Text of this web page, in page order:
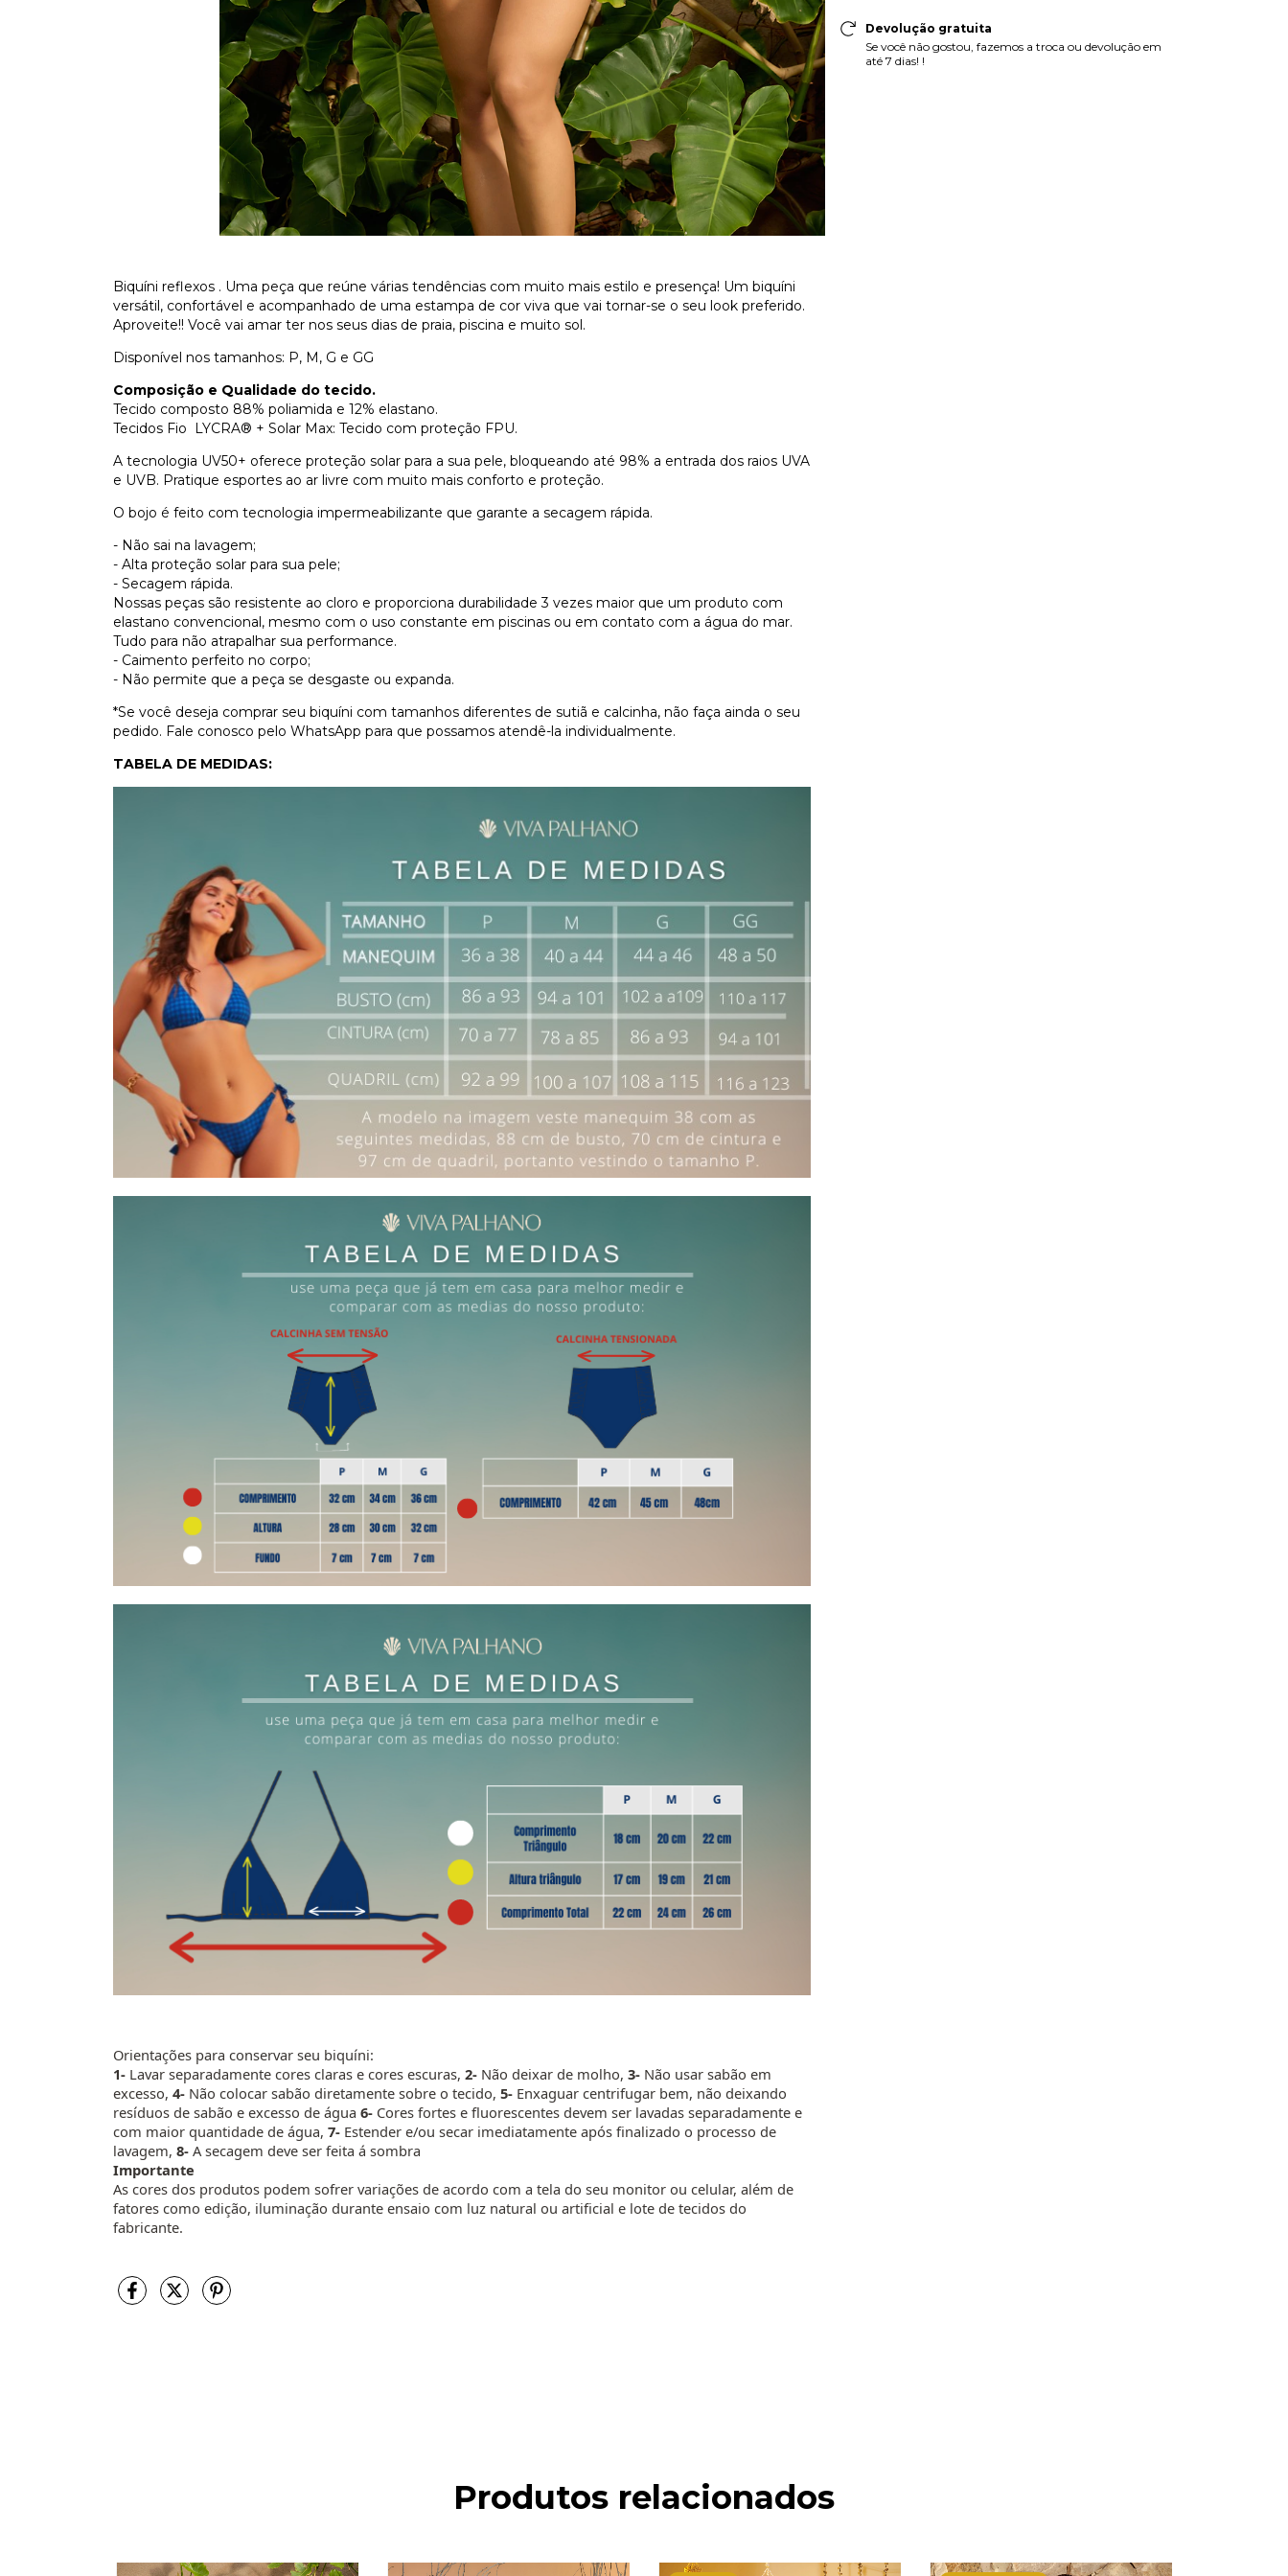
Biquíni reflexos . Uma peça que reúne várias tendências com muito mais estilo e presença! Um biquíni
versátil, confortável e acompanhado de uma estampa de cor viva que vai tornar-se o seu look preferido.
Aproveite!! Você vai amar ter nos seus dias de praia, piscina e muito sol.
Disponível nos tamanhos: P, M, G e GG
Composição e Qualidade do tecido.
Tecido composto 88% poliamida e 12% elastano.
Tecidos Fio LYCRA® + Solar Max: Tecido com proteção FPU.
A tecnologia UV50+ oferece proteção solar para a sua pele, bloqueando até 98% a entrada dos raios UVA
e UVB. Pratique esportes ao ar livre com muito mais conforto e proteção.
O bojo é feito com tecnologia impermeabilizante que garante a secagem rápida.
- Não sai na lavagem;
- Alta proteção solar para sua pele;
- Secagem rápida.
Nossas peças são resistente ao cloro e proporciona durabilidade 3 vezes maior que um produto com
elastano convencional, mesmo com o uso constante em piscinas ou em contato com a água do mar.
Tudo para não atrapalhar sua performance.
- Caimento perfeito no corpo;
- Não permite que a peça se desgaste ou expanda.
*Se você deseja comprar seu biquíni com tamanhos diferentes de sutiã e calcinha, não faça ainda o seu
pedido. Fale conosco pelo WhatsApp para que possamos atendê-la individualmente.
TABELA DE MEDIDAS:
Orientações para conservar seu biquíni:
1- Lavar separadamente cores claras e cores escuras, 2- Não deixar de molho, 3- Não usar sabão em
excesso, 4- Não colocar sabão diretamente sobre o tecido, 5- Enxaguar centrifugar bem, não deixando
resíduos de sabão e excesso de água 6- Cores fortes e fluorescentes devem ser lavadas separadamente e
com maior quantidade de água, 7- Estender e/ou secar imediatamente após finalizado o processo de
lavagem, 8- A secagem deve ser feita á sombra
Importante
As cores dos produtos podem sofrer variações de acordo com a tela do seu monitor ou celular, além de
fatores como edição, iluminação durante ensaio com luz natural ou artificial e lote de tecidos do
fabricante.
Devolução gratuita
Se você não gostou, fazemos a troca ou devolução em
até 7 dias! !
Produtos relacionados